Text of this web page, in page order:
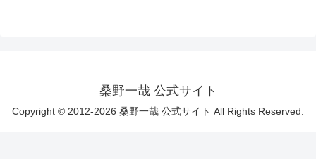
桑野一哉 公式サイト
Copyright © 2012-2026 桑野一哉 公式サイト All Rights Reserved.